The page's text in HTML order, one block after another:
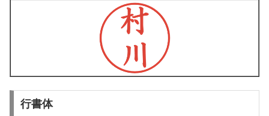
行書体